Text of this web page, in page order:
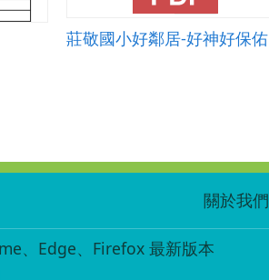
莊敬國小好鄰居-好神好保佑
關於我們
、Edge、Firefox 最新版本